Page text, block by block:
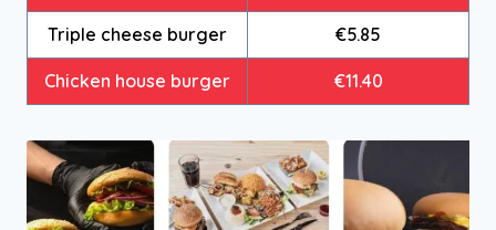
Triple cheese burger €5.85
Chicken house burger €11.40